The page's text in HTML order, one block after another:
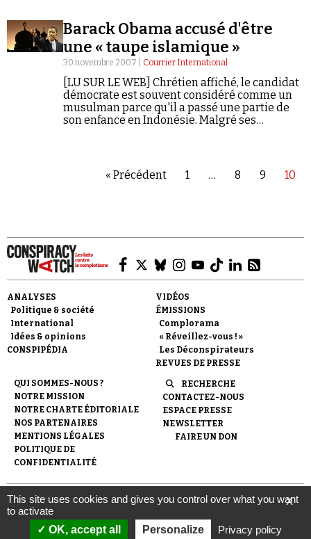
Barack Obama accusé d'être
une « taupe islamique »
30 novembre 2007 | Courrier International
[LU SUR LE WEB] Chrétien affiché, le candidat
démocrate est souvent considéré comme un
musulman parce qu'il a passé une partie de
son enfance en Indonésie. Malgré ses
« Précédent 1 … 8 9 10
ANALYSES
Politique & société
International
Idées & opinions
CONSPIPÉDIA
VIDÉOS
ÉMISSIONS
Complorama
« Réveillez-vous ! »
Les Déconspirateurs
REVUES DE PRESSE
QUI SOMMES-NOUS ?
NOTRE MISSION
NOTRE CHARTE ÉDITORIALE
NOS PARTENAIRES
MENTIONS LÉGALES
POLITIQUE DE
CONFIDENTIALITÉ
RECHERCHE
CONTACTEZ-NOUS
ESPACE PRESSE
NEWSLETTER
FAIRE UN DON
© 2007-2026Conspiracy Watch| Une réalisation de
l'Observatoire du conspirationnisme (association loi de 1901) avec
le soutien de la Fondation pour la Mémoire de la Shoah.
X
This site uses cookies and gives you control over what you want
to activate
OK, accept all
Personalize Privacy policy